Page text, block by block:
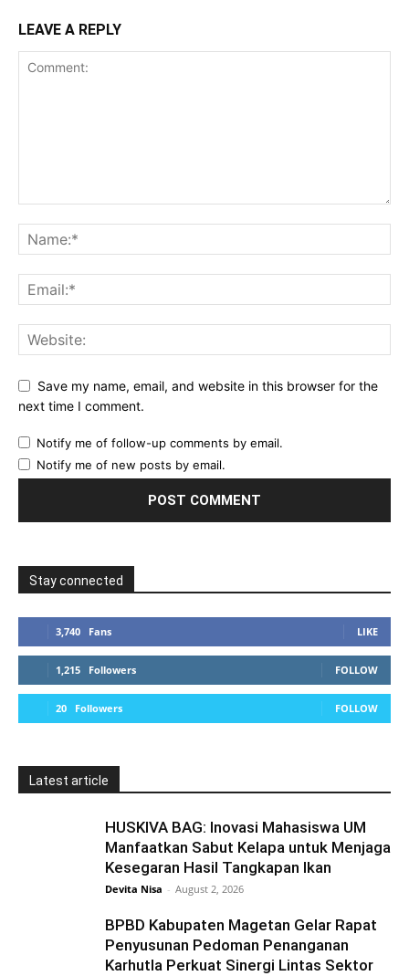
LEAVE A REPLY
Save my name, email, and website in this browser for the
next time I comment.
Notify me of follow-up comments by email.
Notify me of new posts by email.
Stay connected
3,740 Fans LIKE
1,215 Followers FOLLOW
20 Followers FOLLOW
Latest article
HUSKIVA BAG: Inovasi Mahasiswa UM
Manfaatkan Sabut Kelapa untuk Menjaga
Kesegaran Hasil Tangkapan Ikan
Devita Nisa - August 2, 2026
BPBD Kabupaten Magetan Gelar Rapat
Penyusunan Pedoman Penanganan
Karhutla Perkuat Sinergi Lintas Sektor